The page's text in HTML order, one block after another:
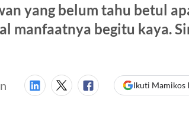
yang belum tahu betul
manfaatnya begitu kaya.
Ikuti Mamikos